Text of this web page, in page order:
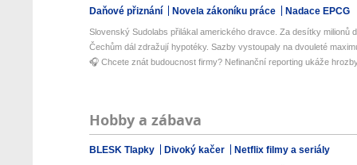
Daňové přiznání Novela zákoníku práce Nadace EPCG
Slovenský Sudolabs přilákal amerického dravce. Za desítky milionů
Čechům dál zdražují hypotéky. Sazby vystoupaly na dvouleté
🎧 Chcete znát budoucnost firmy? Nefinanční reporting ukáže
Hobby a zábava
BLESK Tlapky Divoký kačer Netflix filmy a seriály